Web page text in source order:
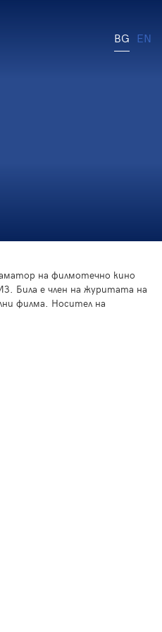
BG EN
на филмотечно кино
Била е член на журитата на
филма. Носител на